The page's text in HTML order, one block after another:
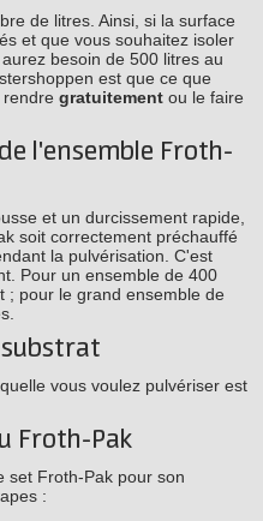
de litres. Ainsi, si la surface
et que vous souhaitez isoler
besoin de 500 litres au
est que ce que
gratuitement ou le faire
l'ensemble Froth-
et un durcissement rapide,
soit correctement préchauffé
la pulvérisation. C'est
Pour un ensemble de 400
; pour le grand ensemble de
vous voulez pulvériser est
Froth-Pak
set Froth-Pak pour son
: